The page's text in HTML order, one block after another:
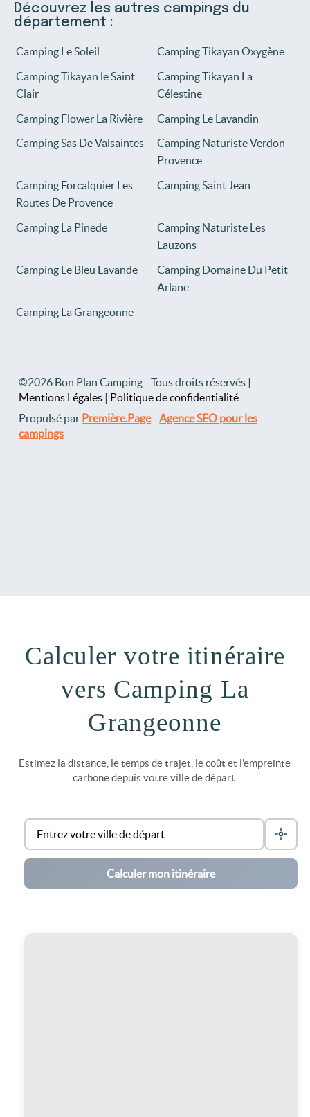
Découvrez les autres campings du
département :
Camping Le Soleil
Camping Tikayan Oxygène
Camping Tikayan le Saint
Clair
Camping Tikayan La
Célestine
Camping Flower La Rivière
Camping Le Lavandin
Camping Sas De Valsaintes
Camping Naturiste Verdon
Provence
Camping Forcalquier Les
Routes De Provence
Camping Saint Jean
Camping La Pinede
Camping Naturiste Les
Lauzons
Camping Le Bleu Lavande
Camping Domaine Du Petit
Arlane
Camping La Grangeonne
©2026 Bon Plan Camping - Tous droits réservés |
Mentions Légales
Politique de confidentialité
Propulsé par Première.Page-Agence SEO pour les
campings
Calculer votre itinéraire
vers Camping La
Grangeonne
Estimez la distance, le temps de trajet, le coût et l'empreinte
carbone depuis votre ville de départ.
Calculer mon itinéraire